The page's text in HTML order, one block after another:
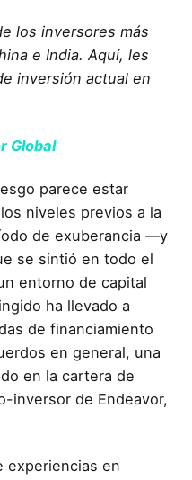
los inversores más
e India. Aquí, les
inversión actual en
Global
parece estar
niveles previos a la
de exuberancia —y
se sintió en todo el
entorno de capital
ha llevado a
de financiamiento
en general, una
en la cartera de
inversor de Endeavor,
experiencias en